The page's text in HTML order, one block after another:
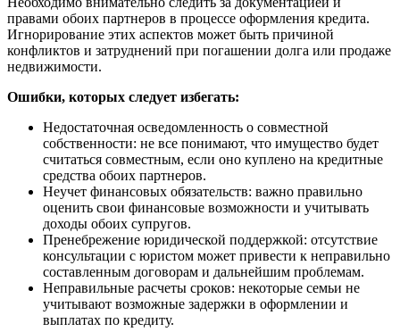
правами обоих партнеров в процессе оформления кредита.
Игнорирование этих аспектов может быть причиной
конфликтов и затруднений при погашении долга или продаже
недвижимости.
Ошибки, которых следует избегать:
Недостаточная осведомленность о совместной
собственности: не все понимают, что имущество будет
считаться совместным, если оно куплено на кредитные
средства обоих партнеров.
Неучет финансовых обязательств: важно правильно
оценить свои финансовые возможности и учитывать
доходы обоих супругов.
Пренебрежение юридической поддержкой: отсутствие
консультации с юристом может привести к неправильно
составленным договорам и дальнейшим проблемам.
Неправильные расчеты сроков: некоторые семьи не
учитывают возможные задержки в оформлении и
выплатах по кредиту.